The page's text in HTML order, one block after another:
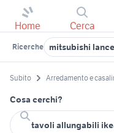
Home Cerca
Ricerche mitsubishi
Subito Arredamento e
Cosa cerchi?